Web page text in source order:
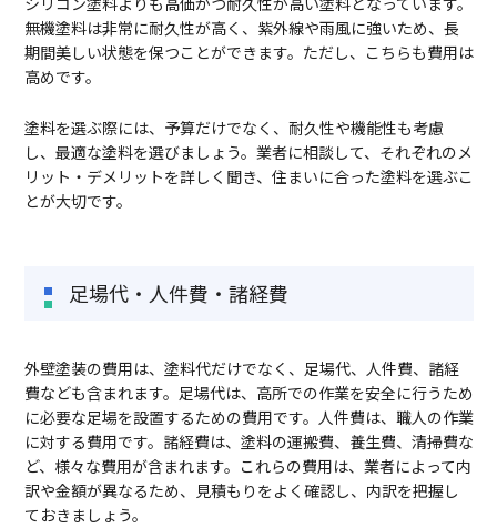
無機塗料は非常に耐久性が高く、紫外線や雨風に強いため、長
期間美しい状態を保つことができます。ただし、こちらも費用は
高めです。
塗料を選ぶ際には、予算だけでなく、耐久性や機能性も考慮
し、最適な塗料を選びましょう。業者に相談して、それぞれのメ
リット・デメリットを詳しく聞き、住まいに合った塗料を選ぶこ
とが大切です。
足場代・人件費・諸経費
外壁塗装の費用は、塗料代だけでなく、足場代、人件費、諸経
費なども含まれます。足場代は、高所での作業を安全に行うため
に必要な足場を設置するための費用です。人件費は、職人の作業
に対する費用です。諸経費は、塗料の運搬費、養生費、清掃費な
ど、様々な費用が含まれます。これらの費用は、業者によって内
訳や金額が異なるため、見積もりをよく確認し、内訳を把握し
ておきましょう。